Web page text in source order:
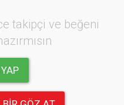
takipçi ve beğeni